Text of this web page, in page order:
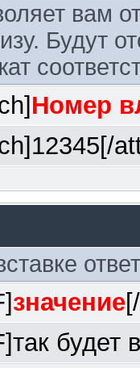
вам
Будут
Номер
значение
будет